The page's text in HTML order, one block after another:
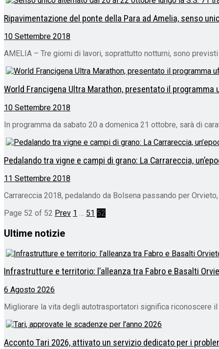
Ripavimentazione del ponte della Para ad Amelia, senso
10 Settembre 2018
AMELIA – Tre giorni di lavori, soprattutto notturni, sono
World Francigena Ultra Marathon, presentato il programma
10 Settembre 2018
In programma da sabato 20 a domenica 21 ottobre, sarà di
Pedalando tra vigne e campi di grano: La Carrareccia,
11 Settembre 2018
Carrareccia 2018, pedalando da Bolsena passando per
Page 52 of 52 Prev 1 … 51 52
Ultime notizie
Infrastrutture e territorio: l’alleanza tra Fabro e Basalti
6 Agosto 2026
Migliorare la vita degli autotrasportatori significa riconoscere
Acconto Tari 2026, attivato un servizio dedicato per i